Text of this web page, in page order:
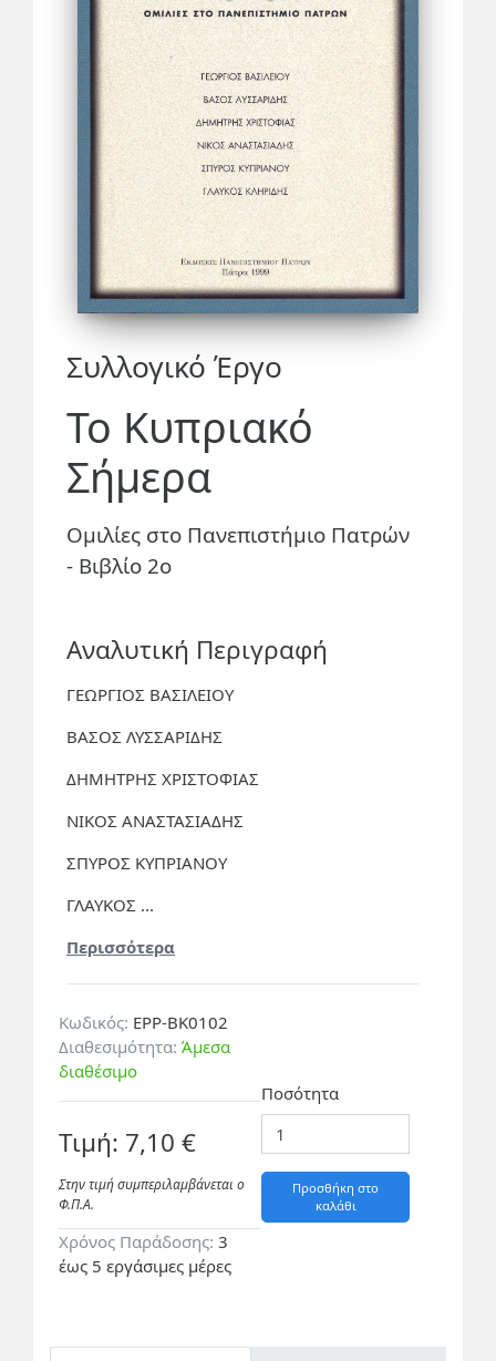
Συλλογικό Έργο
Το Κυπριακό
Σήμερα
Ομιλίες στο Πανεπιστήμιο Πατρών
- Βιβλίο 2ο
Αναλυτική Περιγραφή
ΓΕΩΡΓΙΟΣ ΒΑΣΙΛΕΙΟΥ
ΒΑΣΟΣ ΛΥΣΣΑΡΙΔΗΣ
ΔΗΜΗΤΡΗΣ ΧΡΙΣΤΟΦΙΑΣ
ΝΙΚΟΣ ΑΝΑΣΤΑΣΙΑΔΗΣ
ΣΠΥΡΟΣ ΚΥΠΡΙΑΝΟΥ
ΓΛΑΥΚΟΣ ...
Περισσότερα
Κωδικός: EPP-BK0102
Διαθεσιμότητα: Άμεσα
διαθέσιμο
Τιμή: 7,10 €
Στην τιμή συμπεριλαμβάνεται ο
Φ.Π.A.
Χρόνος Παράδοσης: 3
έως 5 εργάσιμες μέρες
Ποσότητα
Προσθήκη στο
καλάθι